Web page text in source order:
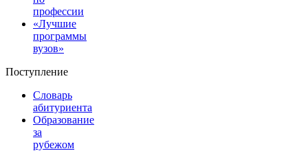
профессии
«Лучшие
программы
вузов»
Поступление
Словарь
абитуриента
Образование
за
рубежом